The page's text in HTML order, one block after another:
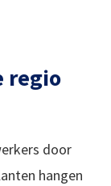
regio
door
hangen